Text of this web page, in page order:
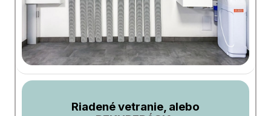
Riadené vetranie, alebo